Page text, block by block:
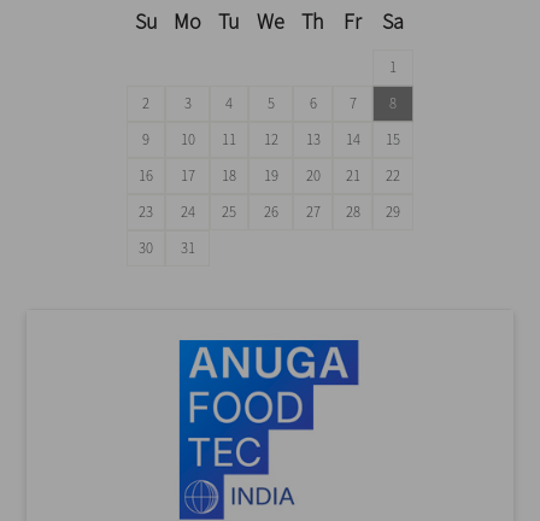
Su
Mo Tu We Th Fr Sa
1
2
3 4 5 6 7
8
9
10 11 12 13 14
15
16
17 18 19 20 21
22
23
24 25 26 27 28
29
30
31